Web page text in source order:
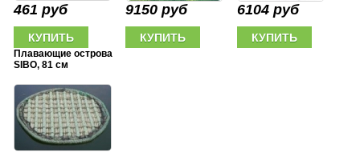
461 руб 9150 руб 6104 руб
Плавающие острова
SIBO, 81 см